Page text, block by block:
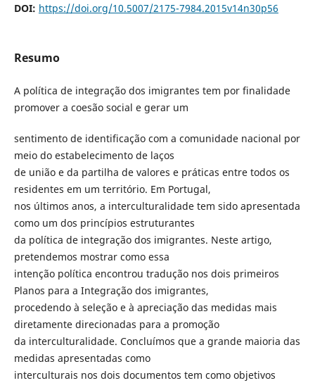
DOI: https://doi.org/10.5007/2175-7984.2015v14n30p56
Resumo
A política de integração dos imigrantes tem por finalidade
promover a coesão social e gerar um
sentimento de identificação com a comunidade nacional por
meio do estabelecimento de laços
de união e da partilha de valores e práticas entre todos os
residentes em um território. Em Portugal,
nos últimos anos, a interculturalidade tem sido apresentada
como um dos princípios estruturantes
da política de integração dos imigrantes. Neste artigo,
pretendemos mostrar como essa
intenção política encontrou tradução nos dois primeiros
Planos para a Integração dos imigrantes,
procedendo à seleção e à apreciação das medidas mais
diretamente direcionadas para a promoção
da interculturalidade. Concluímos que a grande maioria das
medidas apresentadas como
interculturais nos dois documentos tem como objetivos